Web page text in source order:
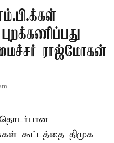
ராஜ்மோகன்
கூட்டத்தை திமுக